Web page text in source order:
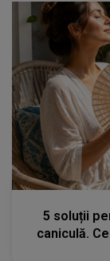
5 soluții
caniculă.